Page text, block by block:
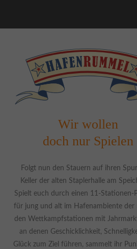
Wir wollen
doch nur Spielen
Folgt nun den Stauern auf ihren
Keller der alten Staplerhalle am
Spielt euch durch einen 11-Stationen-
für jung und alt im Hafenambiente der
den Wettkampfstationen mit
an denen Geschicklichkeit,
Glück zum Ziel führen, sammelt ihr